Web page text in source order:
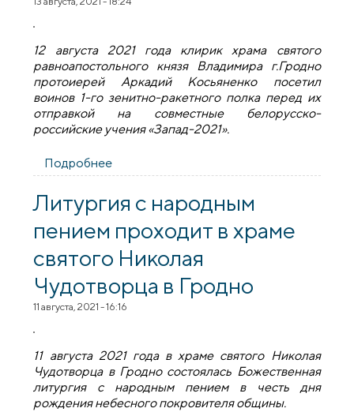
12 августа 2021 года клирик храма святого
равноапостольного князя Владимира г.Гродно
протоиерей Аркадий Косьяненко посетил
воинов 1-го зенитно-ракетного полка перед их
отправкой на совместные белорусско-
российские учения «Запад-2021».
Подробнее
благословил воинов 1-го зенитно-
Литургия с народным
пением проходит в храме
святого Николая
Чудотворца в Гродно
11 августа, 2021 - 16:16
11 августа 2021 года в храме святого Николая
Чудотворца в Гродно состоялась Божественная
литургия с народным пением в честь дня
рождения небесного покровителя общины.